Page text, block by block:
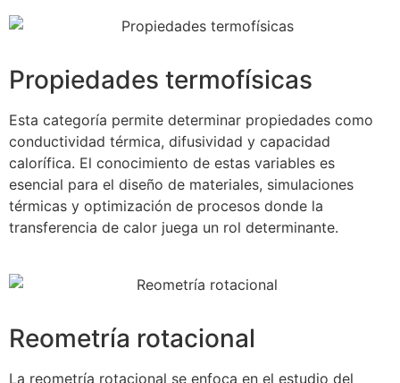
Propiedades termofísicas
Esta categoría permite determinar propiedades como
conductividad térmica, difusividad y capacidad
calorífica. El conocimiento de estas variables es
esencial para el diseño de materiales, simulaciones
térmicas y optimización de procesos donde la
transferencia de calor juega un rol determinante.
Reometría rotacional
La reometría rotacional se enfoca en el estudio del